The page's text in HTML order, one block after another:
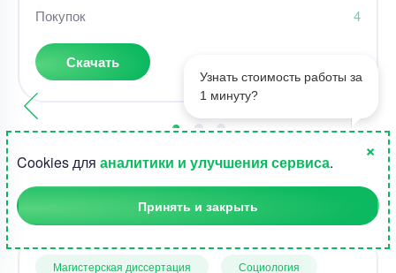
Покупок 4
Скачать
Прочие работы по предмету
Магистерская диссертация Социология
1
Узнать стоимость работы за
1 минуту?
Cookies для аналитики и улучшения сервиса.
×
Принять и закрыть